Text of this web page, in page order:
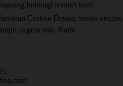
hubungi contact kami
Custom Desain, sesuai dengan
segera hub. Kami